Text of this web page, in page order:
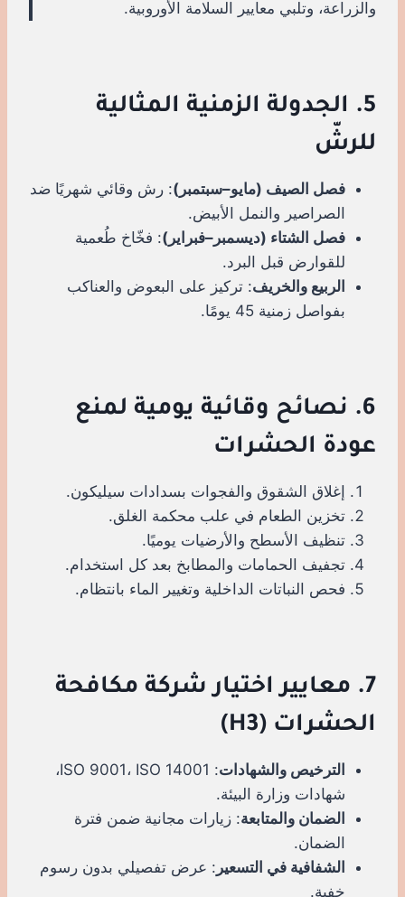
والزراعة، وتلبي معايير السلامة الأوروبية.
5. الجدولة الزمنية المثالية
للرشّ
فصل الصيف (مايو–سبتمبر): رش وقائي شهريًا ضد
الصراصير والنمل الأبيض.
فصل الشتاء (ديسمبر–فبراير): فخّاخ طُعمية
للقوارض قبل البرد.
الربيع والخريف: تركيز على البعوض والعناكب
بفواصل زمنية 45 يومًا.
6. نصائح وقائية يومية لمنع
عودة الحشرات
إغلاق الشقوق والفجوات بسدادات سيليكون.
تخزين الطعام في علب محكمة الغلق.
تنظيف الأسطح والأرضيات يوميًا.
تجفيف الحمامات والمطابخ بعد كل استخدام.
فحص النباتات الداخلية وتغيير الماء بانتظام.
7. معايير اختيار شركة مكافحة
الحشرات (H3)
الترخيص والشهادات
: ISO 9001، ISO 14001،
شهادات وزارة البيئة.
الضمان والمتابعة: زيارات مجانية ضمن فترة
الضمان.
الشفافية في التسعير : عرض تفصيلي بدون رسوم
خفية.